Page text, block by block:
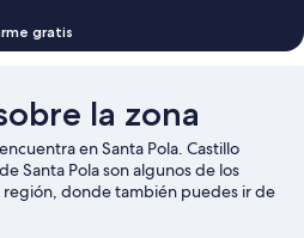
gratis
la zona
en Santa Pola. Castillo
Santa Pola son algunos de los
región, donde también puedes ir de
Mercado de abastos de Santa